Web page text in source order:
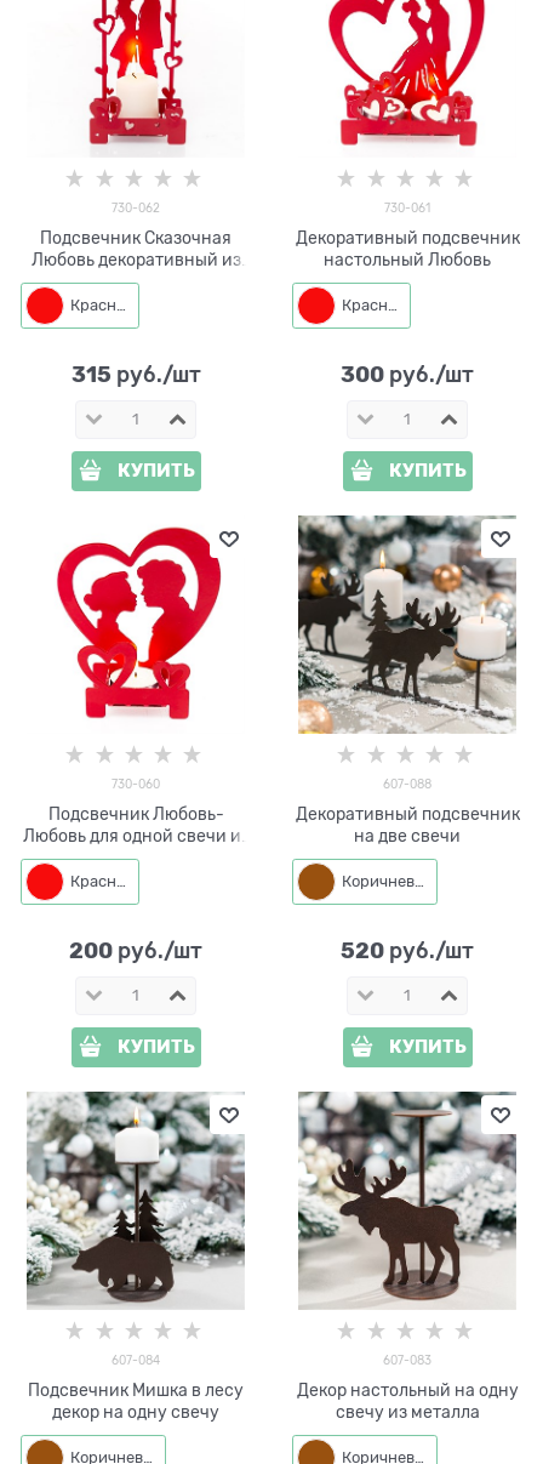
730-062
Подсвечник Сказочная
Любовь декоративный из
металла
Красный
315 руб./шт
КУПИТЬ
730-061
Декоративный подсвечник
настольный Любовь
Красный
300 руб./шт
КУПИТЬ
730-060
Подсвечник Любовь-
Любовь для одной свечи из
металла красный
Красный
200 руб./шт
КУПИТЬ
607-088
Декоративный подсвечник
на две свечи
Коричневый
520 руб./шт
КУПИТЬ
607-084
Подсвечник Мишка в лесу
декор на одну свечу
Коричневый
607-083
Декор настольный на одну
свечу из металла
Коричневый